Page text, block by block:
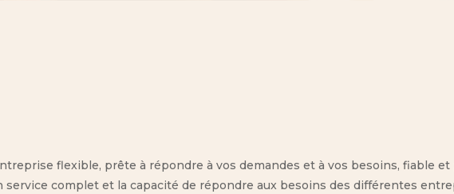
flexible, prête à répondre à vos demandes et à vos besoins, fiable
service complet et la capacité de répondre aux besoins des différentes